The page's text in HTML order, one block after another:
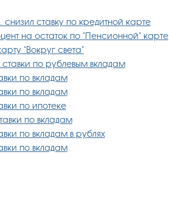
ставку по кредитной карте
на остаток по "Пенсионной" карте
"Вокруг света"
по рублевым вкладам
по вкладам
по вкладам
по ипотеке
по вкладам
по вкладам в рублях
по вкладам